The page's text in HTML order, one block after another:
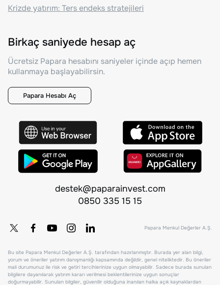
Krizde yatırım: Ters endeks stratejileri
Birkaç saniyede hesap aç
Ücretsiz Papara hesabını saniyeler içinde açıp hemen
kullanmaya başlayabilirsin.
Papara Hesabı Aç
destek@paparainvest.com
0850 335 15 15
Papara Menkul Değerler A.Ş.
Bu site Papara Menkul Değerler A.Ş. tarafından hazırlanmıştır. Burada yer alan bilgi,
yorum ve öneriler yatırım danışmanlığı kapsamında değildir, genel niteliktedir. Bu öneriler
mali durumunuz ile risk ve getiri tercihlerinize uygun olmayabilir. Sadece burada sunulan
bilgilere dayanılarak yatırım kararı verilmesi beklentilerinize uygun sonuçlar
doğurmayabilir. Sunulan bilgiler, güvenilir olduğuna inanılan halka açık kaynaklardan